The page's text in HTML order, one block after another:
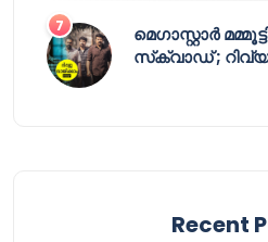
മെഗാസ്റ്റാർ
സ്‌ക്വാഡ് ; റിവ്യൂ
Recent